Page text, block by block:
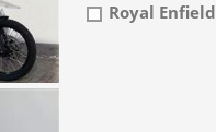
Royal Enfield